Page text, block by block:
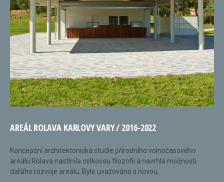
AREÁL ROLAVA KARLOVY VARY / 2016-2022
Koncepční architektonická studie přírodního volnočasového
areálu Rolava nastínila celkovou filozofii a navrhla možnosti
dalšího rozvoje areálu. Bylo uvažováno s novou...